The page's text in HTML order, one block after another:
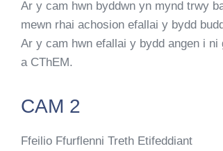
Ar y cam hwn byddwn yn mynd trwy
mewn rhai achosion efallai y bydd
Ar y cam hwn efallai y bydd angen i
a CThEM.
CAM 2
Ffeilio Ffurflenni Treth Etifeddiant